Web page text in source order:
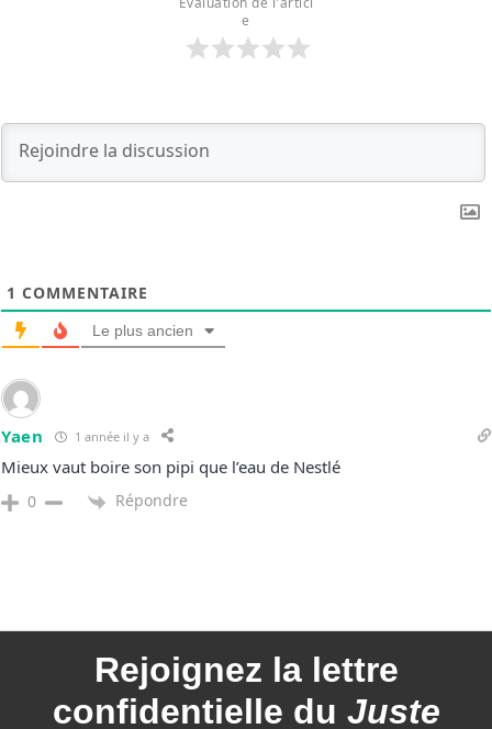
e
1 COMMENTAIRE
Le plus ancien
Yaen 1 année il y a
Mieux vaut boire son pipi que l’eau de Nestlé
0 Répondre
Rejoignez la lettre
confidentielle du Juste